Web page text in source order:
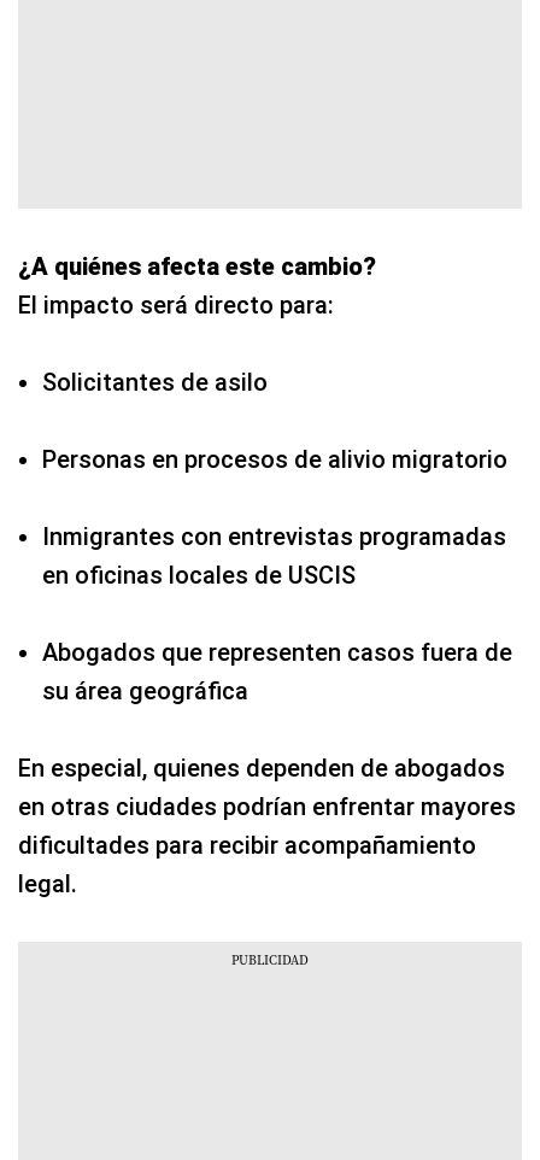
¿A quiénes afecta este cambio?
El impacto será directo para:
Solicitantes de asilo
Personas en procesos de alivio migratorio
Inmigrantes con entrevistas programadas
en oficinas locales de USCIS
Abogados que representen casos fuera de
su área geográfica
En especial, quienes dependen de abogados
en otras ciudades podrían enfrentar mayores
dificultades para recibir acompañamiento
legal.